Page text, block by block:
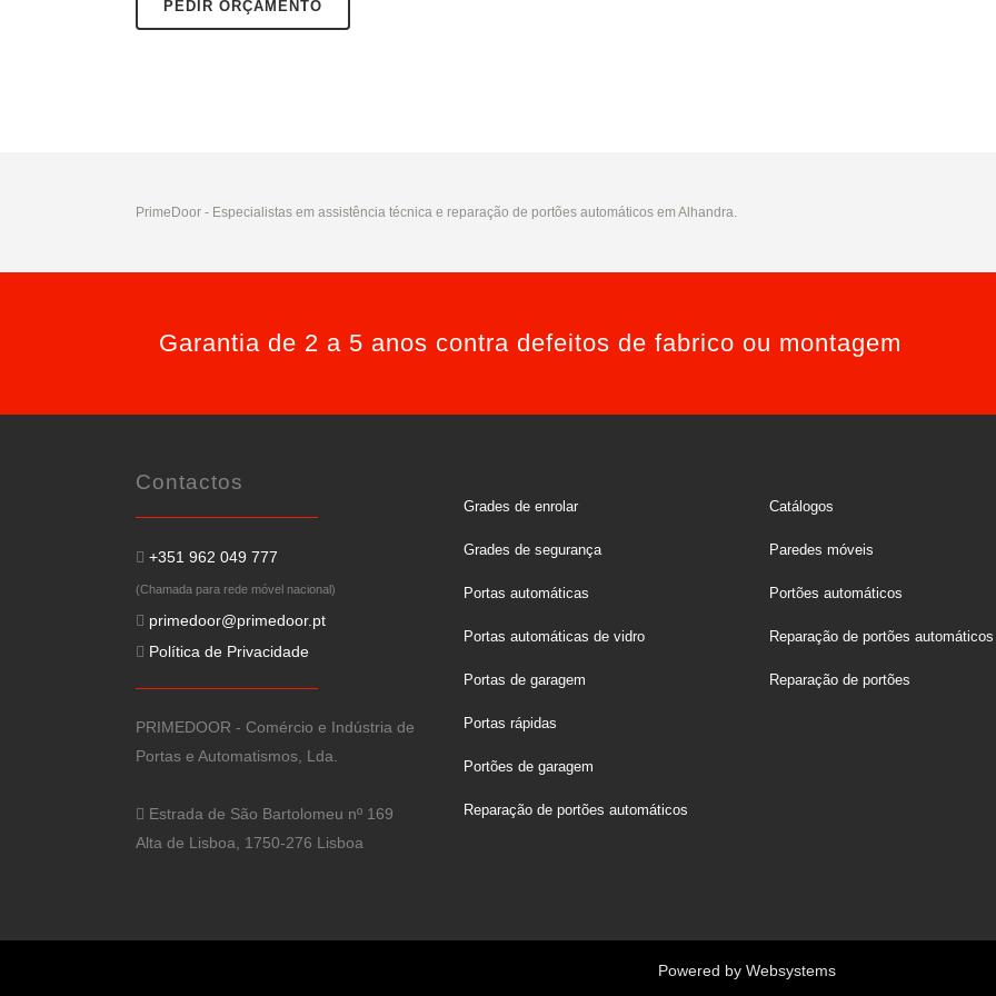
PEDIR ORÇAMENTO
PrimeDoor - Especialistas em assistência técnica e reparação de portões automáticos em Alhandra.
Garantia de 2 a 5 anos contra defeitos de fabrico ou montagem
Contactos
+351 962 049 777
(Chamada para rede móvel nacional)
primedoor@primedoor.pt
Política de Privacidade
PRIMEDOOR - Comércio e Indústria de
Portas e Automatismos, Lda.
Estrada de São Bartolomeu nº 169
Alta de Lisboa, 1750-276 Lisboa
Grades de enrolar
Grades de segurança
Portas automáticas
Portas automáticas de vidro
Portas de garagem
Portas rápidas
Portões de garagem
Reparação de portões automáticos
Catálogos
Paredes móveis
Portões automáticos
Reparação de portões automáticos
Reparação de portões
Powered by Websystems